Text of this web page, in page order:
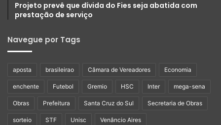
Projeto prevê que dívida do Fies seja abatida com
prestação de serviço
Navegue por Tags
aposta brasileirao Câmara de Vereadores Economia
enchente Futebol Gremio HSC Inter mega-sena
Obras Prefeitura Santa Cruz do Sul Secretaria de Obras
sorteio STF Unisc Venâncio Aires